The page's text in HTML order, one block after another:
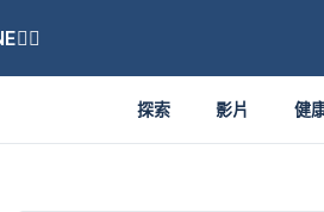
探索 影片 健